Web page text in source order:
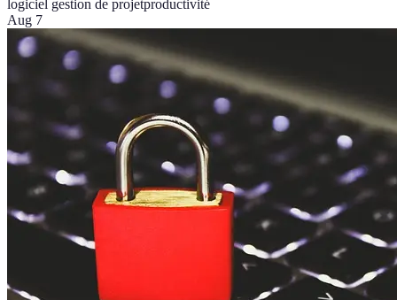
logiciel gestion de projetproductivité
Aug 7